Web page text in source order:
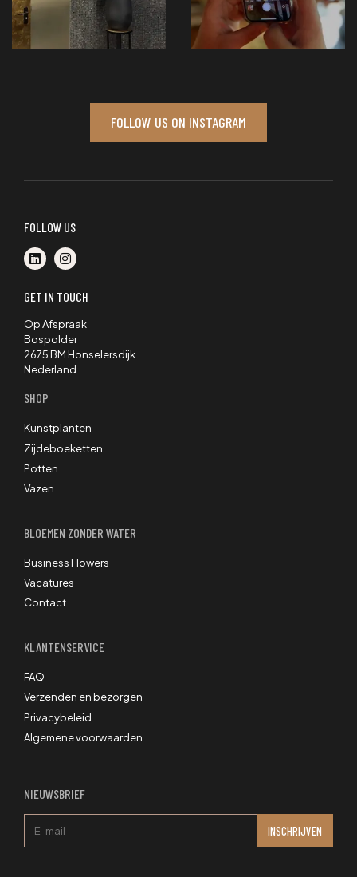
FOLLOW US ON INSTAGRAM
FOLLOW US
GET IN TOUCH
Op Afspraak
Bospolder
2675 BM Honselersdijk
Nederland
SHOP
Kunstplanten
Zijdeboeketten
Potten
Vazen
BLOEMEN ZONDER WATER
Business Flowers
Vacatures
Contact
KLANTENSERVICE
FAQ
Verzenden en bezorgen
Privacybeleid
Algemene voorwaarden
NIEUWSBRIEF